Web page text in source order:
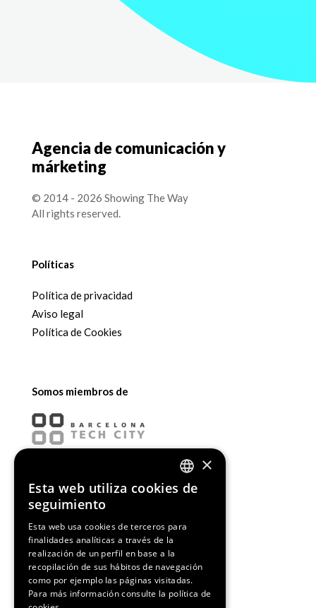
Agencia de comunicación y
márketing
© 2014 - 2026 Showing The Way
All rights reserved.
Políticas
Política de privacidad
Aviso legal
Política de Cookies
Somos miembros de
ENGLISH
×
Esta web utiliza cookies de
seguimiento
Esta web usa cookies de terceros para
finalidades analíticas a través de la
realización de un perfil en base a la
recopilación de sus hábitos de navegación
como por ejemplo las páginas visitadas.
Para más información consulte la política de